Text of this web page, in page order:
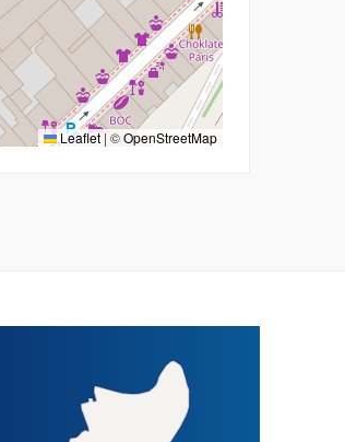
Leaflet| ©OpenStreetMap